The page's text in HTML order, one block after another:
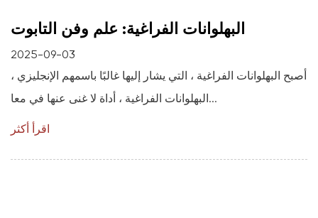
البهلوانات الفراغية: علم وفن التابوت
2025-09-03
أصبح البهلوانات الفراغية ، التي يشار إليها غالبًا باسمهم الإنجليزي ،
البهلوانات الفراغية ، أداة لا غنى عنها في معا...
اقرأ أكثر